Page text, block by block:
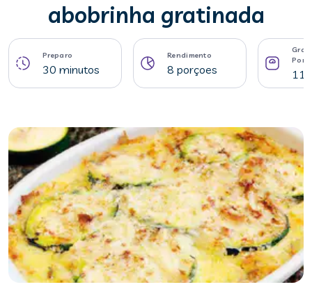
abobrinha gratinada
Preparo
30 minutos
Rendimento
8 porçoes